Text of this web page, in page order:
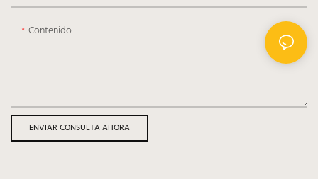
Contenido
ENVIAR CONSULTA AHORA